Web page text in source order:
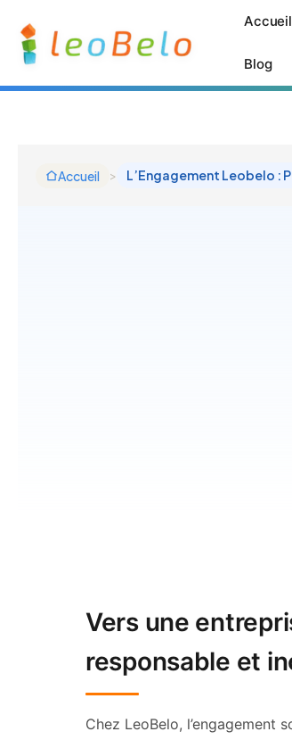
contenu
Accueil
Blog
Accueil > L’Engagement Leobelo :
Vers une
responsable et
Chez LeoBelo, l’engagement